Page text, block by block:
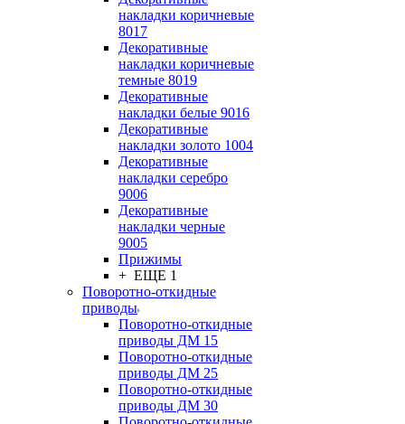
накладки коричневые
8017
Декоративные
накладки коричневые
темные 8019
Декоративные
накладки белые 9016
Декоративные
накладки золото 1004
Декоративные
накладки серебро
9006
Декоративные
накладки черные
9005
Прижимы
+ ЕЩЕ 1
Поворотно-откидные
приводы
Поворотно-откидные
приводы ДМ 15
Поворотно-откидные
приводы ДМ 25
Поворотно-откидные
приводы ДМ 30